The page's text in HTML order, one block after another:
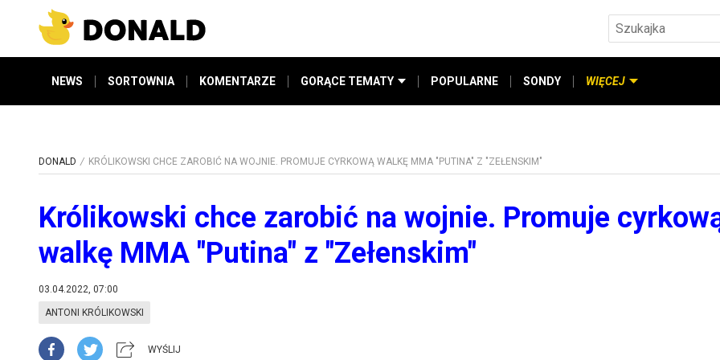
NEWS SORTOWNIA KOMENTARZE GORĄCE TEMATY POPULARNE SONDY WIĘCEJ
DONALD KRÓLIKOWSKI CHCE ZAROBIĆ NA WOJNIE. PROMUJE CYRKOWĄ WALKĘ MMA "PUTINA" Z "ZEŁENSKIM"
Królikowski chce zarobić na wojnie. Promuje
walkę MMA "Putina" z "Zełenskim"
03.04.2022, 07:00
ANTONI KRÓLIKOWSKI
WYŚLIJ